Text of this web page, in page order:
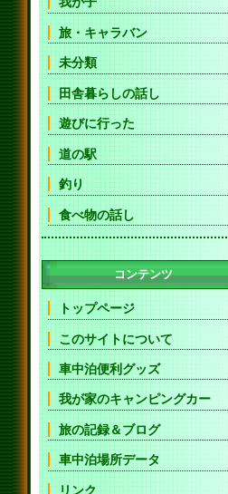
旅・キャラバン
未分類
田舎暮らしの話し
遊びに行った
道の駅
釣り
食べ物の話し
コンテンツ
トップページ
このサイトについて
車中泊便利グッズ
我が家のキャンピングカー
旅の記録＆ブログ
車中泊場所データ
リンク